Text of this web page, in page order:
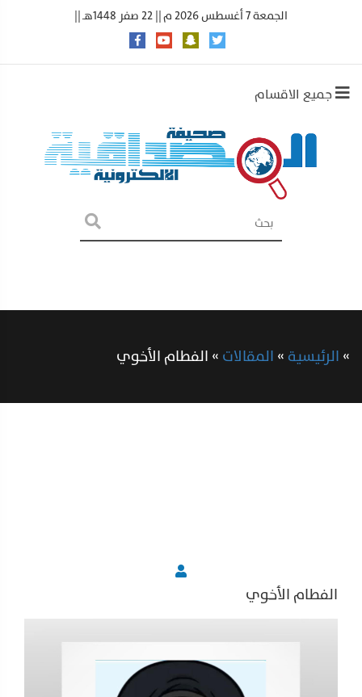
الجمعة 7 أغسطس 2026 م || 22 صفر 1448هـ ||
جميع الاقسام
»الرئيسية»المقالات»الفطام الأخوي
الفطام الأخوي